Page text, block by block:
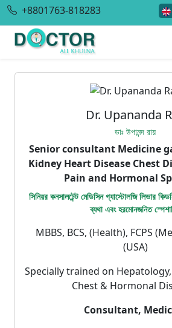
+8801763-818283
Dr. Upananda
ডাঃ উপানন্দ রায়
Senior consultant Medicine
Kidney Heart Disease Chest
Pain and Hormonal
সিনিয়র কনসালটেন্ট মেডিসিন গ্যাস্টোলজি লিভার
ব্যথা এবং হরমোনজনিত
MBBS, BCS, (Health), FCPS
(USA)
Specially trained on
Chest & Hormonal
Consultant,